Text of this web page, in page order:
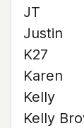
JT
Justin
K27
Karen
Kelly
Kelly